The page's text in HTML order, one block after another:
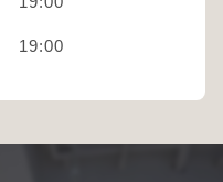
19:00